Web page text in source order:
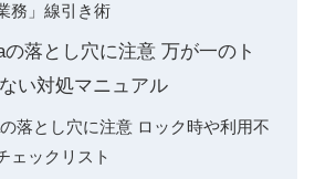
務」線引き術
落とし穴に注意 万が一のト
い対処マニュアル
落とし穴に注意 ロック時や利用不
ェックリスト